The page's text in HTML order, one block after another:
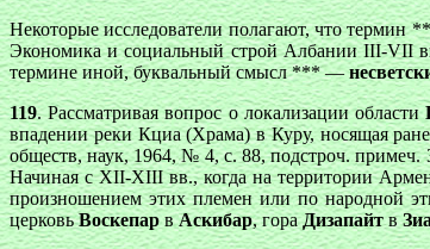
Некоторые исследователи полагают, что термин
Экономика и социальный строй Албании III-VII
термине иной, буквальный смысл *** —
119. Рассматривая вопрос о локализации области
впадении реки Кциа (Храма) в Куру, носящая
обществ, наук, 1964, № 4, с. 88, подстроч.
Начиная с XII-XIII вв., когда на территории
произношением этих племен или по народной
церковьВоскепарвАскибар, гораДизапайтв